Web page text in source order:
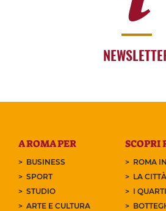
A ROMA PER
BUSINESS
SPORT
STUDIO
ARTE E CULTURA
SCOPRI
ROMA
LA CITTÀ
I